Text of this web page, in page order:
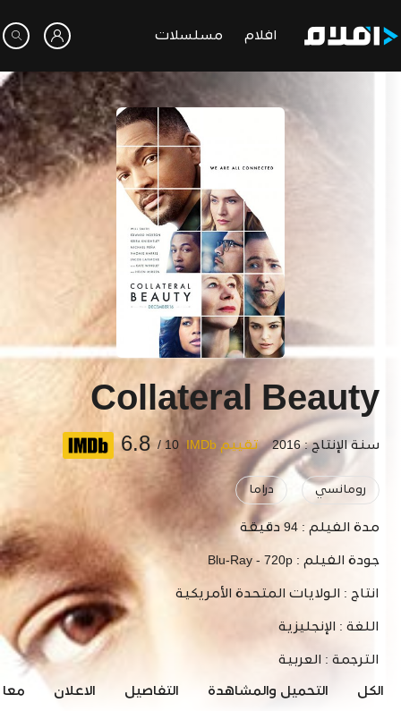
افلام مسلسلات
Collateral Beauty
سنة الإنتاج : 2016 تقييم IMDb 10 /
6.8
رومانسي دراما
مدة الفيلم : 94 دقيقة
جودة الفيلم : Blu-Ray - 720p
انتاج : الولايات المتحدة الأمريكية
اللغة : الإنجليزية
الترجمة : العربية
الكل التحميل والمشاهدة التفاصيل الاعلان